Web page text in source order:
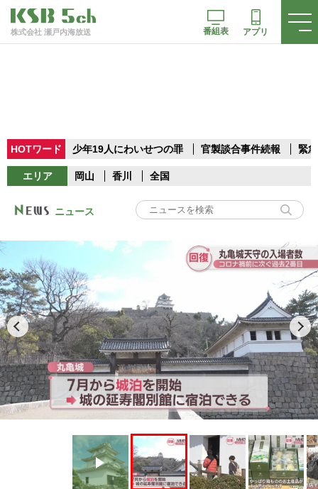
株式会社 瀬戸内海放送 番組表 アプリ
HOTワード 少年19人にわいせつの罪 官製談合事件続報 緊
エリア 岡山 香川 全国
ニュース
Play